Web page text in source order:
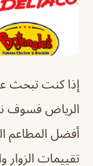
إذا كنت تبحث
الرياض فسوف
أفضل المطاعم
تقييمات